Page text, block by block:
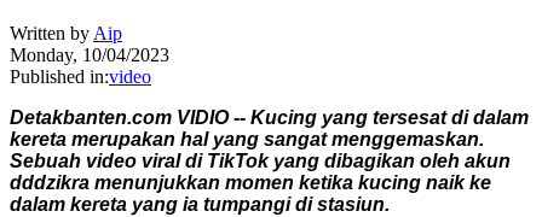
Written by Aip
Monday, 10/04/2023
Published in:video
Detakbanten.com VIDIO -- Kucing yang tersesat di dalam
kereta merupakan hal yang sangat menggemaskan.
Sebuah video viral di TikTok yang dibagikan oleh akun
dddzikra menunjukkan momen ketika kucing naik ke
dalam kereta yang ia tumpangi di stasiun.